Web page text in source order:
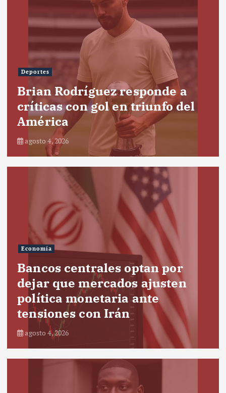
Deportes
Brian Rodríguez responde a
críticas con gol en triunfo del
América
agosto 4, 2026
Economía
Bancos centrales optan por
dejar que mercados ajusten
política monetaria ante
tensiones con Irán
agosto 4, 2026